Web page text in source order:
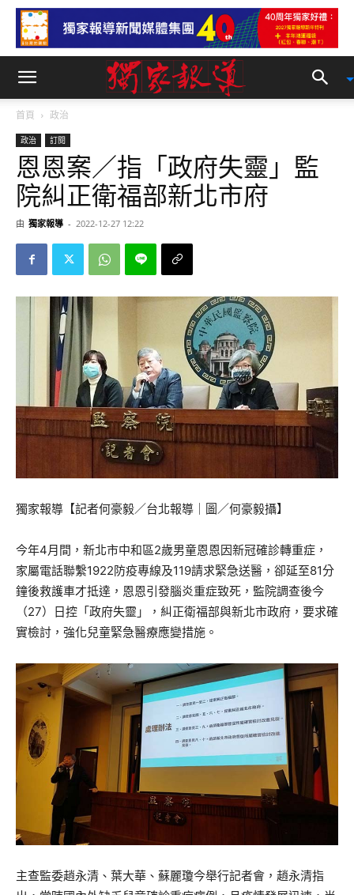
首頁 政治
政治 訂閱
恩恩案／指「政府失靈」監
院糾正衛福部新北市府
由 獨家報導 - 2022-12-27 12:22
獨家報導【記者何豪毅／台北報導｜圖／何豪毅攝】
今年4月間，新北市中和區2歲男童恩恩因新冠確診轉重症，
家屬電話聯繫1922防疫專線及119請求緊急送醫，卻延至81分
鐘後救護車才抵達，恩恩引發腦炎重症致死，監院調查後今
（27）日控「政府失靈」，糾正衛福部與新北市政府，要求確
實檢討，強化兒童緊急醫療應變措施。
主查監委趙永清、葉大華、蘇麗瓊今舉行記者會，趙永清指